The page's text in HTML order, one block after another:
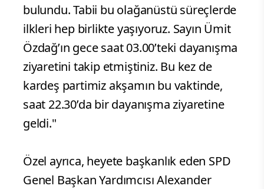
bulundu. Tabii bu olağanüstü süreçlerde
ilkleri hep birlikte yaşıyoruz. Sayın Ümit
Özdağ’ın gece saat 03.00’teki dayanışma
ziyaretini takip etmiştiniz. Bu kez de
kardeş partimiz akşamın bu vaktinde,
saat 22.30’da bir dayanışma ziyaretine
geldi."
Özel ayrıca, heyete başkanlık eden SPD
Genel Başkan Yardımcısı Alexander